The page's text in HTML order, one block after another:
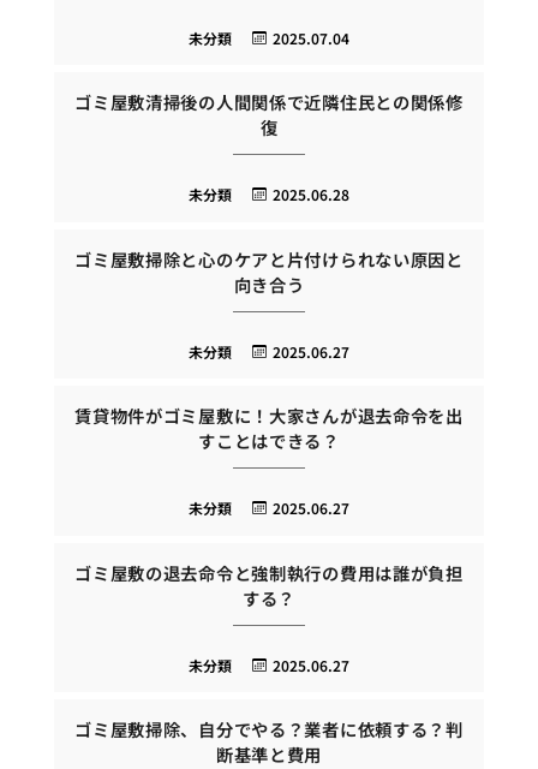
2025.07.04
未分類
ゴミ屋敷清掃後の人間関係で近隣住民との関係修
復
2025.06.28
未分類
ゴミ屋敷掃除と心のケアと片付けられない原因と
向き合う
2025.06.27
未分類
賃貸物件がゴミ屋敷に！大家さんが退去命令を出
すことはできる？
2025.06.27
未分類
ゴミ屋敷の退去命令と強制執行の費用は誰が負担
する？
2025.06.27
未分類
ゴミ屋敷掃除、自分でやる？業者に依頼する？判
断基準と費用